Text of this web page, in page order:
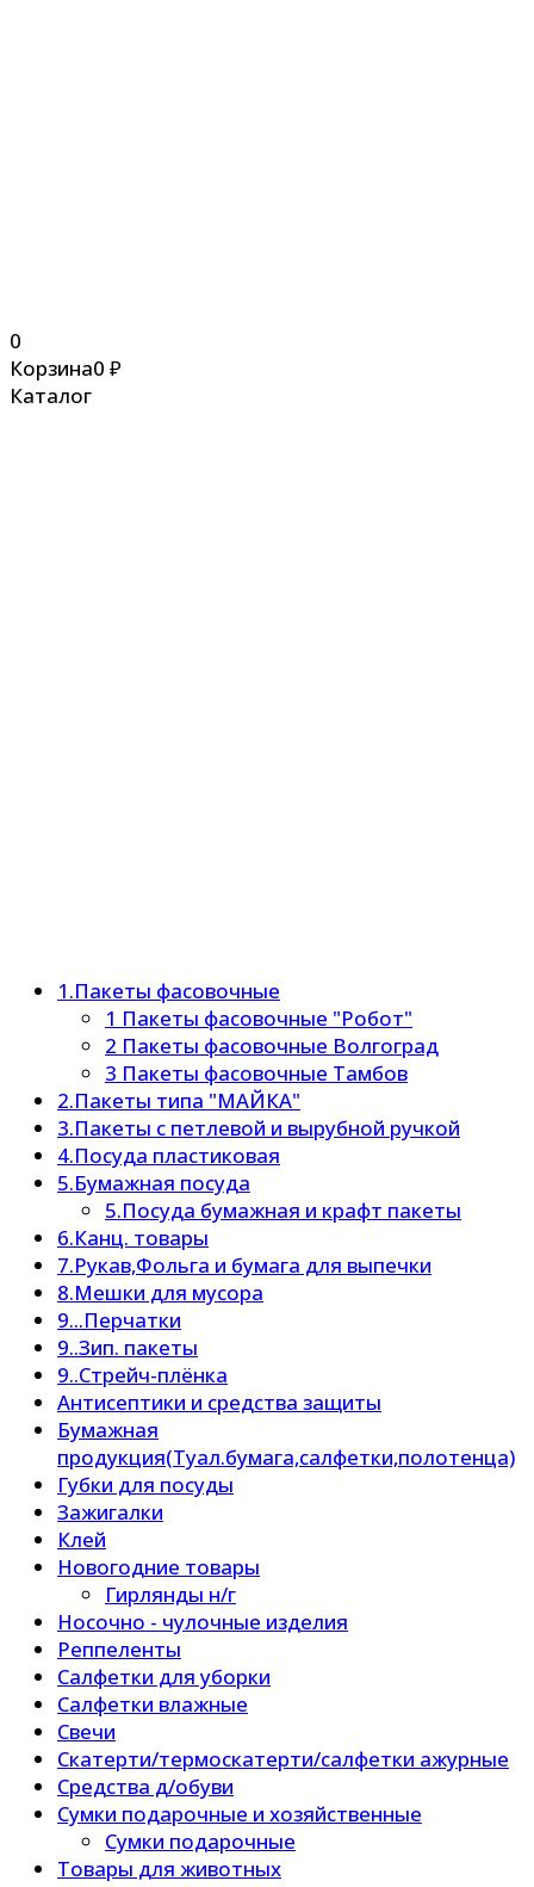
0
Корзина0 ₽
Каталог
1.Пакеты фасовочные
1 Пакеты фасовочные "Робот"
2 Пакеты фасовочные Волгоград
3 Пакеты фасовочные Тамбов
2.Пакеты типа "МАЙКА"
3.Пакеты с петлевой и вырубной ручкой
4.Посуда пластиковая
5.Бумажная посуда
5.Посуда бумажная и крафт пакеты
6.Канц. товары
7.Рукав,Фольга и бумага для выпечки
8.Мешки для мусора
9...Перчатки
9..Зип. пакеты
9..Стрейч-плёнка
Антисептики и средства защиты
Бумажная
продукция(Туал.бумага,салфетки,полотенца)
Губки для посуды
Зажигалки
Клей
Новогодние товары
Гирлянды н/г
Носочно - чулочные изделия
Реппеленты
Салфетки для уборки
Салфетки влажные
Свечи
Скатерти/термоскатерти/салфетки ажурные
Средства д/обуви
Сумки подарочные и хозяйственные
Сумки подарочные
Товары для животных